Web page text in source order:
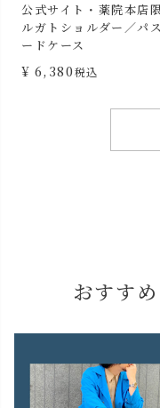
L字ZIP長財布
¥ 35,200 税込
おすす